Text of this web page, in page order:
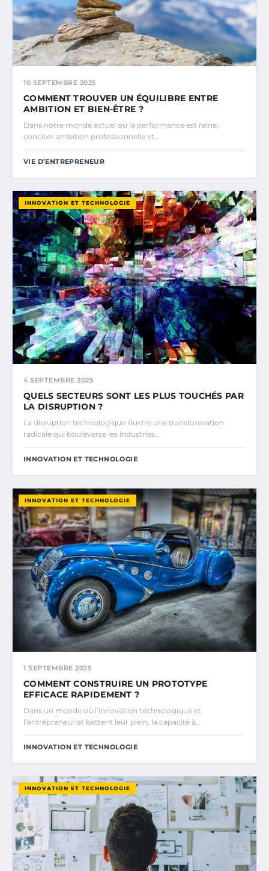
10 SEPTEMBRE 2025
COMMENT TROUVER UN ÉQUILIBRE ENTRE
AMBITION ET BIEN-ÊTRE ?
Dans notre monde actuel où la performance est reine,
concilier ambition professionnelle et…
VIE D’ENTREPRENEUR
INNOVATION ET TECHNOLOGIE
4 SEPTEMBRE 2025
QUELS SECTEURS SONT LES PLUS TOUCHÉS PAR
LA DISRUPTION ?
La disruption technologique illustre une transformation
radicale qui bouleverse les industries…
INNOVATION ET TECHNOLOGIE
INNOVATION ET TECHNOLOGIE
1 SEPTEMBRE 2025
COMMENT CONSTRUIRE UN PROTOTYPE
EFFICACE RAPIDEMENT ?
Dans un monde où l’innovation technologique et
l’entrepreneuriat battent leur plein, la capacité à…
INNOVATION ET TECHNOLOGIE
INNOVATION ET TECHNOLOGIE